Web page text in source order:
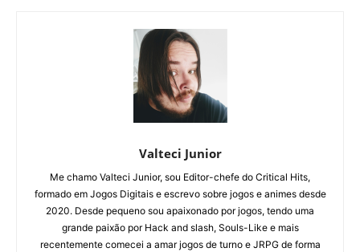
Valteci Junior
Me chamo Valteci Junior, sou Editor-chefe do Critical Hits,
formado em Jogos Digitais e escrevo sobre jogos e animes desde
2020. Desde pequeno sou apaixonado por jogos, tendo uma
grande paixão por Hack and slash, Souls-Like e mais
recentemente comecei a amar jogos de turno e JRPG de forma